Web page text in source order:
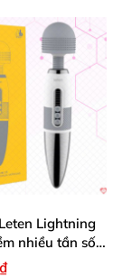
Lightning
nhiều tần số